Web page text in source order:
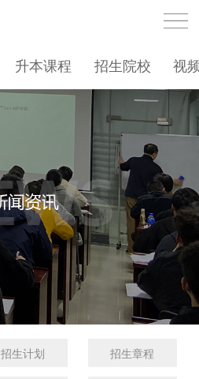
升本课程 招生院校 视
招生计划 招生章程